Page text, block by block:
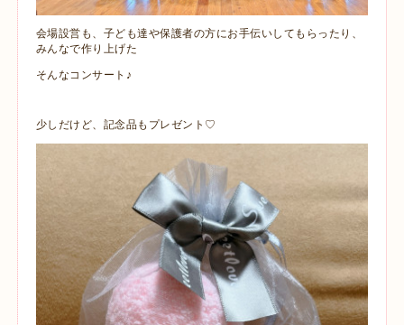
会場設営も、子ども達や保護者の方にお手伝いしてもらったり、
みんなで作り上げた
そんなコンサート♪
少しだけど、記念品もプレゼント♡